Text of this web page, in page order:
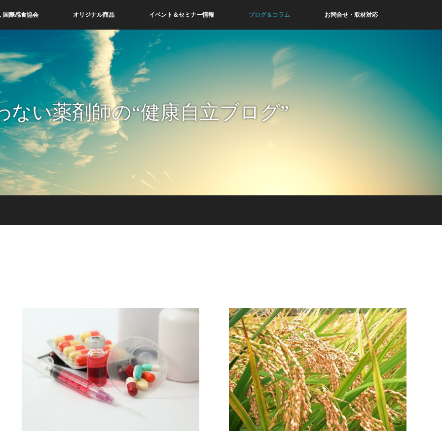
国際感食協会 オリジナル商品 イベント＆セミナー情報 ブログ＆コラム お問合せ・取材対応
ない薬剤師の“健康自立ブログ”